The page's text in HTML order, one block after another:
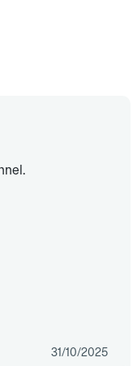
31/10/2025